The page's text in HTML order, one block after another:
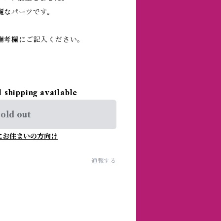
パーツです。
欄にご記入ください。
available
out
お住まいの方向け
通報する